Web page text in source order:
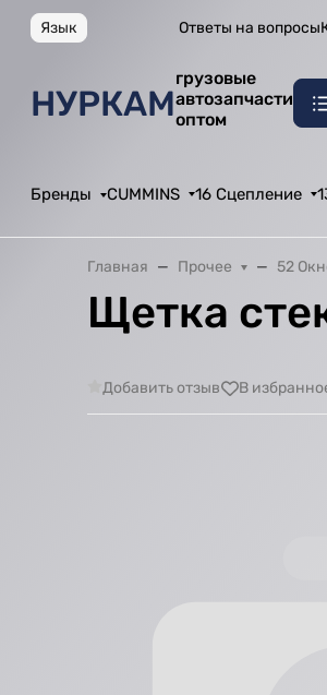
Язык Ответы на вопросы
НУРКАМ
грузовые
автозапчасти
оптом
Бренды CUMMINS 16 Сцепление
Главная Прочее 52
Щетка
Добавить отзыв В